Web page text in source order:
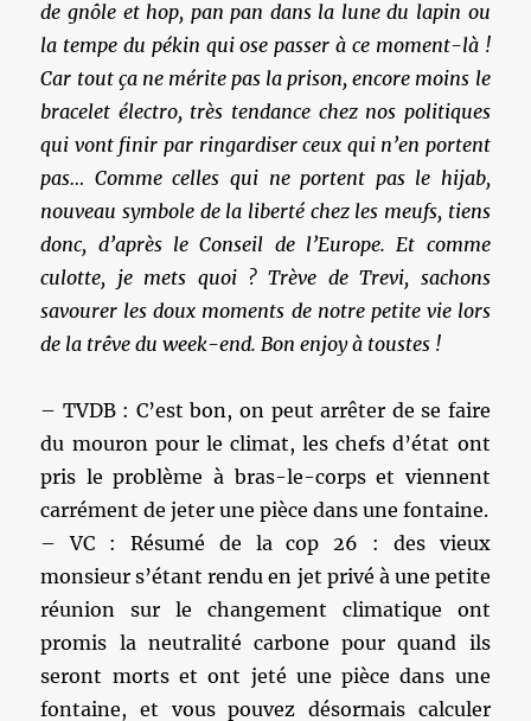
de gnôle et hop, pan pan dans la lune du lapin ou
la tempe du pékin qui ose passer à ce moment-là !
Car tout ça ne mérite pas la prison, encore moins le
bracelet électro, très tendance chez nos politiques
qui vont finir par ringardiser ceux qui n’en portent
pas… Comme celles qui ne portent pas le hijab,
nouveau symbole de la liberté chez les meufs, tiens
donc, d’après le Conseil de l’Europe. Et comme
culotte, je mets quoi ? Trève de Trevi, sachons
savourer les doux moments de notre petite vie lors
de la trêve du week-end. Bon enjoy à toustes !
– TVDB : C’est bon, on peut arrêter de se faire
du mouron pour le climat, les chefs d’état ont
pris le problème à bras-le-corps et viennent
carrément de jeter une pièce dans une fontaine.
– VC : Résumé de la cop 26 : des vieux
monsieur s’étant rendu en jet privé à une petite
réunion sur le changement climatique ont
promis la neutralité carbone pour quand ils
seront morts et ont jeté une pièce dans une
fontaine, et vous pouvez désormais calculer